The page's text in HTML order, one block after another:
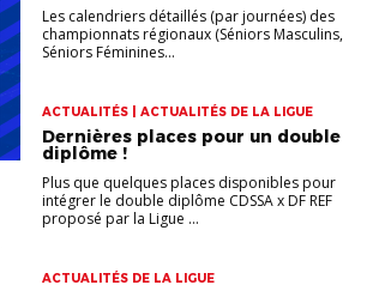
Les calendriers détaillés (par journées) des
championnats régionaux (Séniors Masculins,
Séniors Féminines...
ACTUALITÉS | ACTUALITÉS DE LA LIGUE
Dernières places pour un double
diplôme !
Plus que quelques places disponibles pour
intégrer le double diplôme CDSSA x DF REF
proposé par la Ligue ...
ACTUALITÉS DE LA LIGUE